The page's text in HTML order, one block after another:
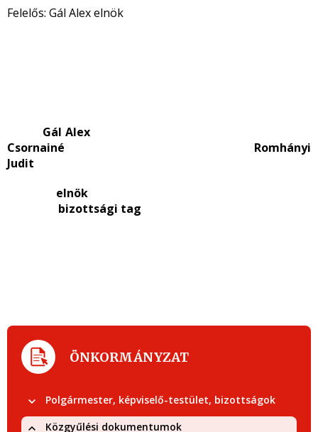
Felelős: Gál Alex elnök
Gál Alex
Csornainé Romhányi
Judit
elnök
bizottsági tag
ÖNKORMÁNYZAT
Polgármester, képviselő-testület, bizottságok
Közgyűlési dokumentumok